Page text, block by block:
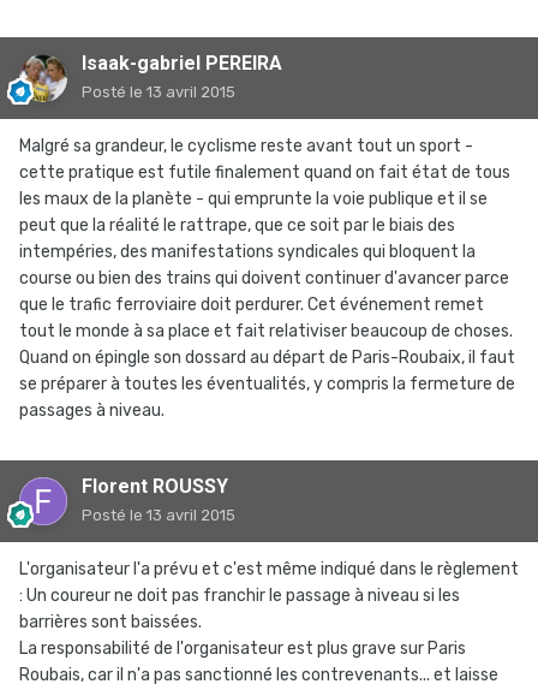
Isaak-gabriel PEREIRA
Posté le 13 avril 2015
Malgré sa grandeur, le cyclisme reste avant tout un sport -
cette pratique est futile finalement quand on fait état de tous
les maux de la planète - qui emprunte la voie publique et il se
peut que la réalité le rattrape, que ce soit par le biais des
intempéries, des manifestations syndicales qui bloquent la
course ou bien des trains qui doivent continuer d'avancer parce
que le trafic ferroviaire doit perdurer. Cet événement remet
tout le monde à sa place et fait relativiser beaucoup de choses.
Quand on épingle son dossard au départ de Paris-Roubaix, il faut
se préparer à toutes les éventualités, y compris la fermeture de
passages à niveau.
Florent ROUSSY
Posté le 13 avril 2015
L'organisateur l'a prévu et c'est même indiqué dans le règlement
: Un coureur ne doit pas franchir le passage à niveau si les
barrières sont baissées.
La responsabilité de l'organisateur est plus grave sur Paris
Roubais, car il n'a pas sanctionné les contrevenants... et laisse